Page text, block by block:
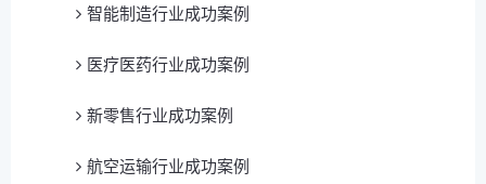
智能制造行业成功案例
医疗医药行业成功案例
新零售行业成功案例
航空运输行业成功案例